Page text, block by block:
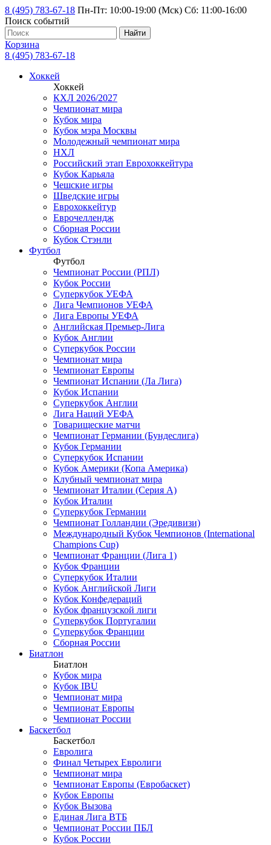
8 (495) 783-67-18 Пн-Пт: 10:00-19:00 (Мск) Сб: 11:00-16:00
Поиск событий
Найти
Корзина
8 (495) 783-67-18
Хоккей
Хоккей
КХЛ 2026/2027
Чемпионат мира
Кубок мира
Кубок мэра Москвы
Молодежный чемпионат мира
НХЛ
Российский этап Еврохоккейтура
Кубок Карьяла
Чешские игры
Шведские игры
Еврохоккейтур
Еврочеллендж
Сборная России
Кубок Стэнли
Футбол
Футбол
Чемпионат России (РПЛ)
Кубок России
Суперкубок УЕФА
Лига Чемпионов УЕФА
Лига Европы УЕФА
Английская Премьер-Лига
Кубок Англии
Суперкубок России
Чемпионат мира
Чемпионат Европы
Чемпионат Испании (Ла Лига)
Кубок Испании
Суперкубок Англии
Лига Наций УЕФА
Товарищеские матчи
Чемпионат Германии (Бундеслига)
Кубок Германии
Суперкубок Испании
Кубок Америки (Копа Америка)
Клубный чемпионат мира
Чемпионат Италии (Серия А)
Кубок Италии
Суперкубок Германии
Чемпионат Голландии (Эредивизи)
Международный Кубок Чемпионов (International
Champions Cup)
Чемпионат Франции (Лига 1)
Кубок Франции
Суперкубок Италии
Кубок Английской Лиги
Кубок Конфедераций
Кубок французской лиги
Суперкубок Португалии
Суперкубок Франции
Сборная России
Биатлон
Биатлон
Кубок мира
Кубок IBU
Чемпионат мира
Чемпионат Европы
Чемпионат России
Баскетбол
Баскетбол
Евролига
Финал Четырех Евролиги
Чемпионат мира
Чемпионат Европы (Евробаскет)
Кубок Европы
Кубок Вызова
Единая Лига ВТБ
Чемпионат России ПБЛ
Кубок России